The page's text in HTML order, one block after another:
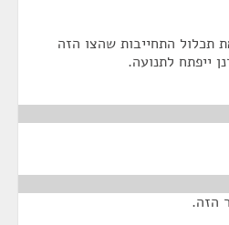
תכלול התחייבות שהצו הזה
ייפתח לתנועה.
הזה.